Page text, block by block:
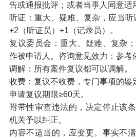
告或通报批评；或者当事人同意适
听证：重大、疑难、复杂，应当听
+2（听证员）+1（记录员）。
复议委员会：重大、疑难、复杂
作被申请人。咨询意见效力：参考
调解：所有案件复议都可以调解。
收费：复议不收费，专门事项的鉴
申请复议期限≥60天。
附带性审查违法的，决定停止该
机关予以纠正。
内容不适当的，应变更。事实不